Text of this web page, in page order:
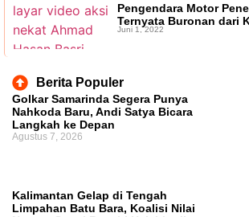
Kecaman, Inspektorat
Kaltim Tambah Lima
Bankeu Fisik Belum Cair,
Pengendara Motor
Ternyata Buronan dari
Juni 1, 2022
Berita Populer
Golkar Samarinda Segera Punya
Nahkoda Baru, Andi Satya Bicara
Langkah ke Depan
Agustus 7, 2026
Kalimantan Gelap di Tengah
Limpahan Batu Bara, Koalisi Nilai